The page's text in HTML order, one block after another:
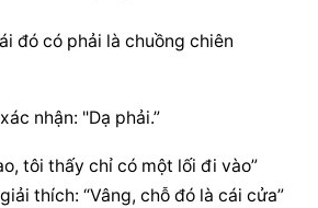
đó có phải là chuồng chiên
xác nhận: "Dạ phải.”
giải thích: “Vâng, chỗ đó là cái cửa”